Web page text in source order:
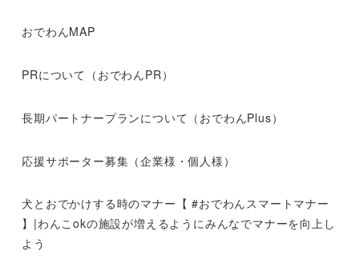
おでわんMAP
PRについて（おでわんPR）
長期パートナープランについて（おでわんPlus）
応援サポーター募集（企業様・個人様）
犬とおでかけする時のマナー【 #おでわんスマートマナー
】|わんこokの施設が増えるようにみんなでマナーを向上し
よう